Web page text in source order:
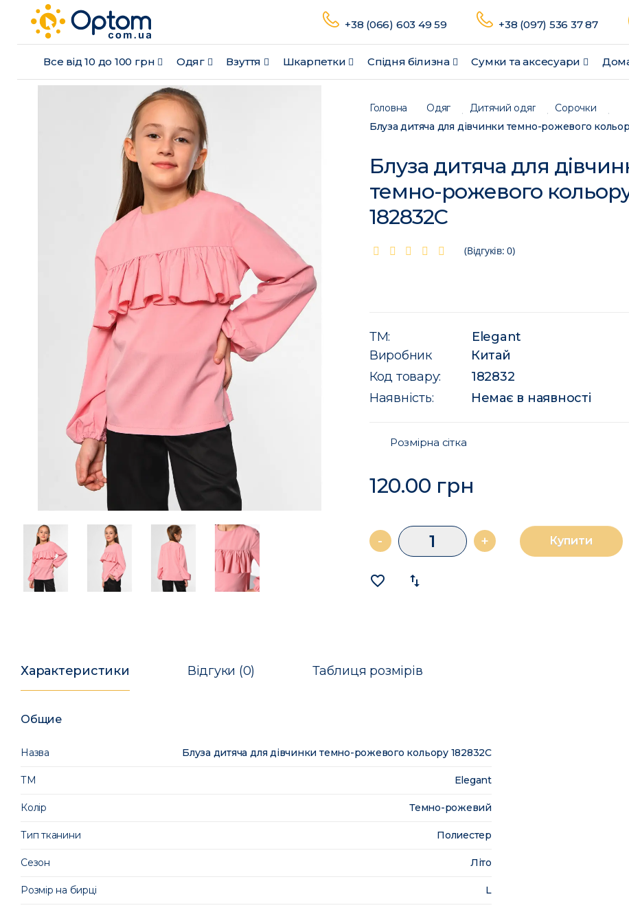
Все від 10 до 100 грн Одяг Взуття Шкарпетки Спідня білизна Сумки та аксесуари
+38 (066) 603 49 59 +38 (097) 536 37 87
Головна Одяг Дитячий одяг
Сорочки
Блуза дитяча для
темно-рожевого
182832C
(Відгуків: 0)
ТМ:
Elegant
Виробник
Китай
Код товару:
182832
Наявність:
Немає в наявності
Розмірна сітка
120.00 грн
- + Купити
favorite_border import_export
Характеристики Відгуки (0) Таблиця розмірів
Общие
Назва Блуза дитяча для дівчинки темно-рожевого кольору 182832C
ТМ Elegant
Колір Темно-рожевий
Тип тканини Полиестер
Сезон Літо
Розмір на бирці L